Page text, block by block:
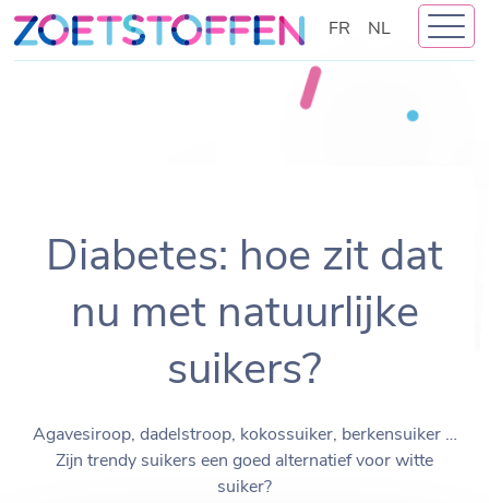
Skip
to
content
FR NL
Diabetes: hoe zit dat
nu met natuurlijke
suikers?
Agavesiroop, dadelstroop, kokossuiker, berkensuiker …
Zijn trendy suikers een goed alternatief voor witte
suiker?